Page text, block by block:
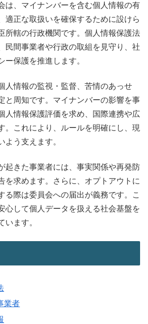
は、マイナンバーを含む個人情報の有
適正な取扱いを確保するために設けら
所轄の行政機関です。個人情報保護法
民間事業者や行政の取組を見守り、社
ー保護を推進します。
人情報の監視・監督、苦情のあっせ
と周知です。マイナンバーの影響を事
人情報保護評価を求め、国際連携や広
。これにより、ルールを明確にし、現
よう支えます。
起きた事業者には、事実関係や再発防
を求めます。さらに、オプトアウトに
る際は委員会への届出が義務です。こ
心して個人データを扱える社会基盤を
います。
業者